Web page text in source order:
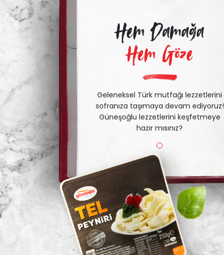
Hem Damağa
Hem Göze
Geleneksel Türk mutfağı lezzetlerini
sofranıza taşımaya devam ediyoruz!
Güneşoğlu lezzetlerini keşfetmeye
hazır mısınız?